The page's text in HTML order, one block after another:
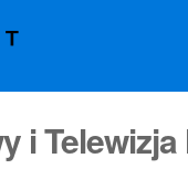
i Telewizja